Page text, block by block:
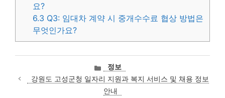
요?
6.3 Q3: 임대차 계약 시 중개수수료 협상 방법은
무엇인가요?
카
테
고
리
정보
강원도 고성군청 일자리 지원과 복지 서비스 및 채용 정보
안내